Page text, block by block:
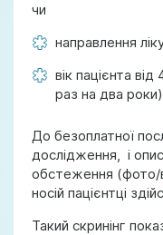
чи
направлення
вік пацієнта
раз на два
До безоплатної
дослідження, і
обстеження (фото/
носій пацієнтці
Такий скринінг